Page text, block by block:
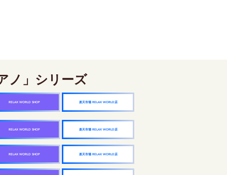
ノ」シリーズ
楽天市場 RELAX WORLD店
RELAX WORLD SHOP
楽天市場 RELAX WORLD店
RELAX WORLD SHOP
楽天市場 RELAX WORLD店
RELAX WORLD SHOP